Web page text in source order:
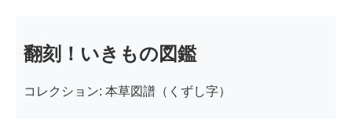
翻刻！いきもの図鑑
コレクション: 本草図譜（くずし字）